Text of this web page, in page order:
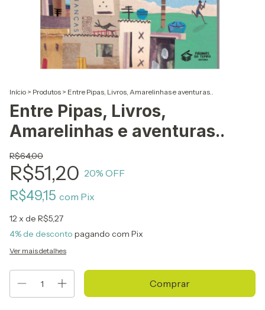
Início > Produtos > Entre Pipas, Livros, Amarelinhas e aventuras..
Entre Pipas, Livros,
Amarelinhas e aventuras..
R$64,00
R$51,20 20% OFF
R$49,15 com Pix
12x de R$5,27
4% de desconto pagando com Pix
Ver mais detalhes